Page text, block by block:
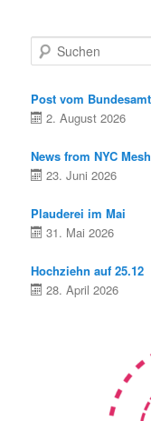
u
h
e
Post vom
2. August 2026
News from NYC Mesh
23. Juni 2026
Plauderei im Mai
31. Mai 2026
Hochziehn auf 25.12
28. April 2026